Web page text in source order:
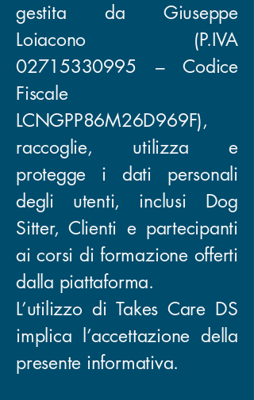
gestita da Giuseppe
Loiacono (P.IVA
02715330995 – Codice
Fiscale
LCNGPP86M26D969F),
raccoglie, utilizza e
protegge i dati personali
degli utenti, inclusi Dog
Sitter, Clienti e partecipanti
ai corsi di formazione offerti
dalla piattaforma.
L’utilizzo di Takes Care DS
implica l’accettazione della
presente informativa.